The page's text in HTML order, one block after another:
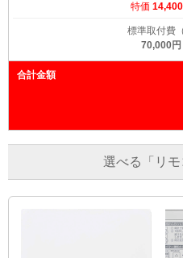
特価
標準取付費
70,000円
合計金額
選べる「リ